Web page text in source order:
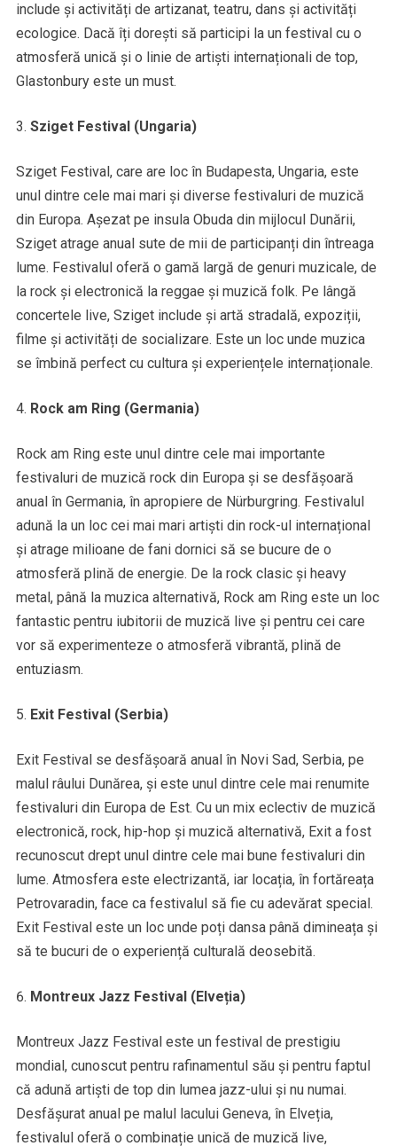
include și activități de artizanat, teatru, dans și activități
ecologice. Dacă îți dorești să participi la un festival cu o
atmosferă unică și o linie de artiști internaționali de top,
Glastonbury este un must.
Sziget Festival (Ungaria)
Sziget Festival, care are loc în Budapesta, Ungaria, este
unul dintre cele mai mari și diverse festivaluri de muzică
din Europa. Așezat pe insula Obuda din mijlocul Dunării,
Sziget atrage anual sute de mii de participanți din întreaga
lume. Festivalul oferă o gamă largă de genuri muzicale, de
la rock și electronică la reggae și muzică folk. Pe lângă
concertele live, Sziget include și artă stradală, expoziții,
filme și activități de socializare. Este un loc unde muzica
se îmbină perfect cu cultura și experiențele internaționale.
Rock am Ring (Germania)
Rock am Ring este unul dintre cele mai importante
festivaluri de muzică rock din Europa și se desfășoară
anual în Germania, în apropiere de Nürburgring. Festivalul
adună la un loc cei mai mari artiști din rock-ul internațional
și atrage milioane de fani dornici să se bucure de o
atmosferă plină de energie. De la rock clasic și heavy
metal, până la muzica alternativă, Rock am Ring este un loc
fantastic pentru iubitorii de muzică live și pentru cei care
vor să experimenteze o atmosferă vibrantă, plină de
entuziasm.
Exit Festival (Serbia)
Exit Festival se desfășoară anual în Novi Sad, Serbia, pe
malul râului Dunărea, și este unul dintre cele mai renumite
festivaluri din Europa de Est. Cu un mix eclectiv de muzică
electronică, rock, hip-hop și muzică alternativă, Exit a fost
recunoscut drept unul dintre cele mai bune festivaluri din
lume. Atmosfera este electrizantă, iar locația, în fortăreața
Petrovaradin, face ca festivalul să fie cu adevărat special.
Exit Festival este un loc unde poți dansa până dimineața și
să te bucuri de o experiență culturală deosebită.
Montreux Jazz Festival (Elveția)
Montreux Jazz Festival este un festival de prestigiu
mondial, cunoscut pentru rafinamentul său și pentru faptul
că adună artiști de top din lumea jazz-ului și nu numai.
Desfășurat anual pe malul lacului Geneva, în Elveția,
festivalul oferă o combinație unică de muzică live,